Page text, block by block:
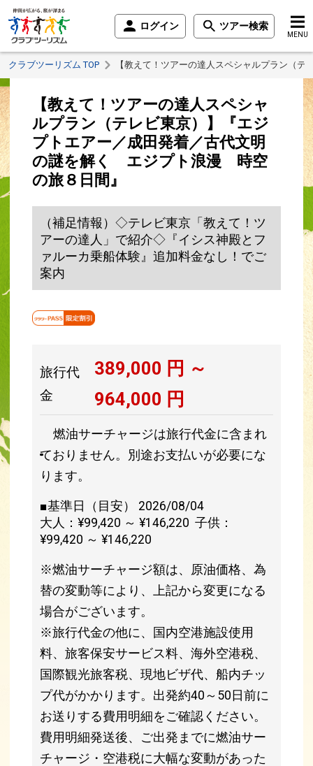
ログイン ツアー検索
MENU
クラブツーリズム TOP 【教えて！ツアーの達人スペシャルプラン（
【教えて！ツアーの達人スペシャ
ルプラン（テレビ東京）】『エジ
プトエアー／成田発着／古代文明
の謎を解く エジプト浪漫 時空
の旅８日間』
（補足情報）◇テレビ東京「教えて！ツ
アーの達人」で紹介◇『イシス神殿とフ
ァルーカ乗船体験』追加料金なし！でご
案内
旅行代
金
389,000 円 ～
964,000 円
燃油サーチャージは旅行代金に含まれ
ておりません。別途お支払いが必要にな
ります。
■基準日（目安） 2026/08/04
大人：¥99,420 ～ ¥146,220 子供：
¥99,420 ～ ¥146,220
※燃油サーチャージ額は、原油価格、為
替の変動等により、上記から変更になる
場合がございます。
※旅行代金の他に、国内空港施設使用
料、旅客保安サービス料、海外空港税、
国際観光旅客税、現地ビザ代、船内チッ
プ代がかかります。出発約40～50日前に
お送りする費用明細をご確認ください。
費用明細発送後、ご出発までに燃油サー
チャージ・空港税に大幅な変動があった